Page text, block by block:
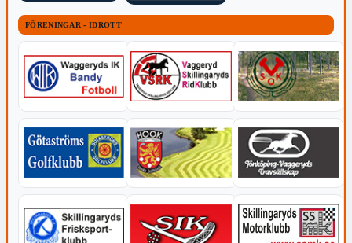
FÖRENINGAR - IDROTT